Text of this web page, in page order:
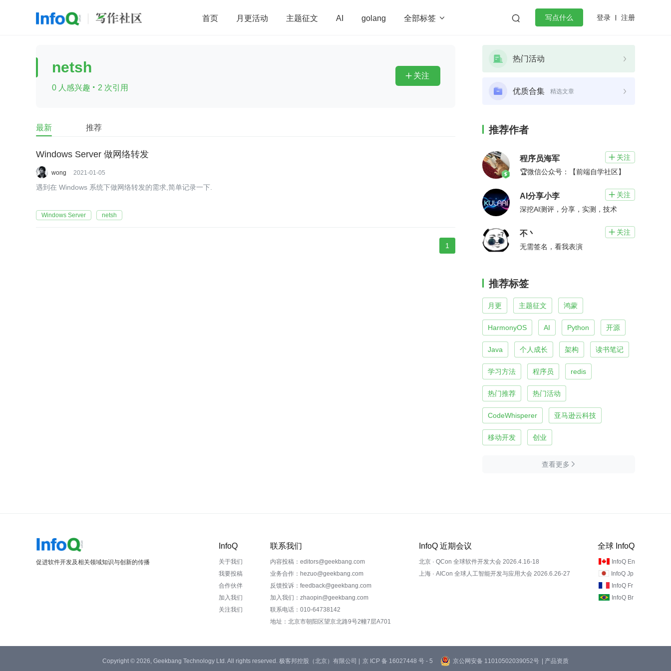
首页 月更活动 主题征文 AI golang 全部标签   写点什么 登录 注册
前端 AI redis
查看更多
netsh
0 人感兴趣 · 2 次引用
 关注
最新 推荐
Windows Server 做网络转发
wong 2021-01-05
遇到在 Windows 系统下做网络转发的需求,简单记录一下.
Windows Server netsh
1
热门活动
优质合集 精选文章
推荐作者
程序员海军  关注
🏆微信公众号：【前端自学社区】
AI分享小李  关注
深挖AI测评，分享，实测，技术
不丶  关注
无需签名，看我表演
推荐标签
月更 主题征文 鸿蒙
HarmonyOS AI Python 开源
Java 个人成长 架构 读书笔记
学习方法 程序员 redis
热门推荐 热门活动
CodeWhisperer 亚马逊云科技
移动开发 创业
查看更多 
促进软件开发及相关领域知识与创新的传播
InfoQ
关于我们
我要投稿
合作伙伴
加入我们
关注我们
联系我们
内容投稿：editors@geekbang.com
业务合作：hezuo@geekbang.com
反馈投诉：feedback@geekbang.com
加入我们：zhaopin@geekbang.com
联系电话：010-64738142
地址：北京市朝阳区望京北路9号2幢7层A701
InfoQ 近期会议
北京 · QCon 全球软件开发大会 2026.4.16-18
上海 · AICon 全球人工智能开发与应用大会 2026.6.26-27
全球 InfoQ
InfoQ En
InfoQ Jp
InfoQ Fr
InfoQ Br
Copyright © 2026, Geekbang Technology Ltd. All rights reserved. 极客邦控股（北京）有限公司 | 京 ICP 备 16027448 号 - 5 京公网安备 11010502039052号 | 产品资质